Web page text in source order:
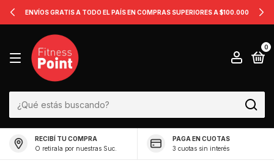
ENVÍOS GRATIS A TODO EL PAÍS EN COMPRAS SUPERIORES A $100.000
0
RECIBÍ TU COMPRA
O retirala por nuestras Suc.
PAGA EN CUOTAS
3 cuotas sin interés